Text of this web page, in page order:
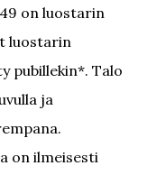
on luostarin
luostarin
pubillekin*. Talo
ja
on ilmeisesti